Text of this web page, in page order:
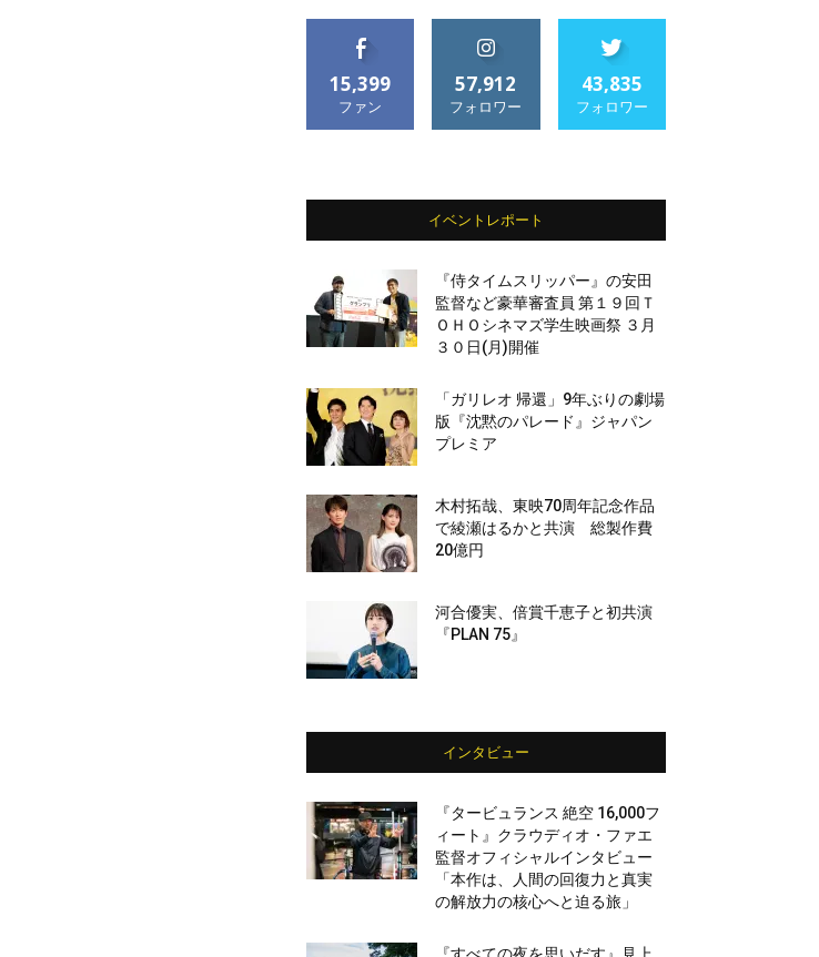
15,399
ファン
57,912
フォロワー
43,835
フォロワー
イベントレポート
『侍タイムスリッパー』の安田
監督など豪華審査員 第１９回Ｔ
ＯＨＯシネマズ学生映画祭 ３月
３０日(月)開催
「ガリレオ 帰還」9年ぶりの劇場
版『沈黙のパレード』ジャパン
プレミア
木村拓哉、東映70周年記念作品
で綾瀬はるかと共演 総製作費
20億円
河合優実、倍賞千恵子と初共演
『PLAN 75』
インタビュー
『タービュランス 絶空 16,000フ
ィート』クラウディオ・ファエ
監督オフィシャルインタビュー
「本作は、人間の回復力と真実
の解放力の核心へと迫る旅」